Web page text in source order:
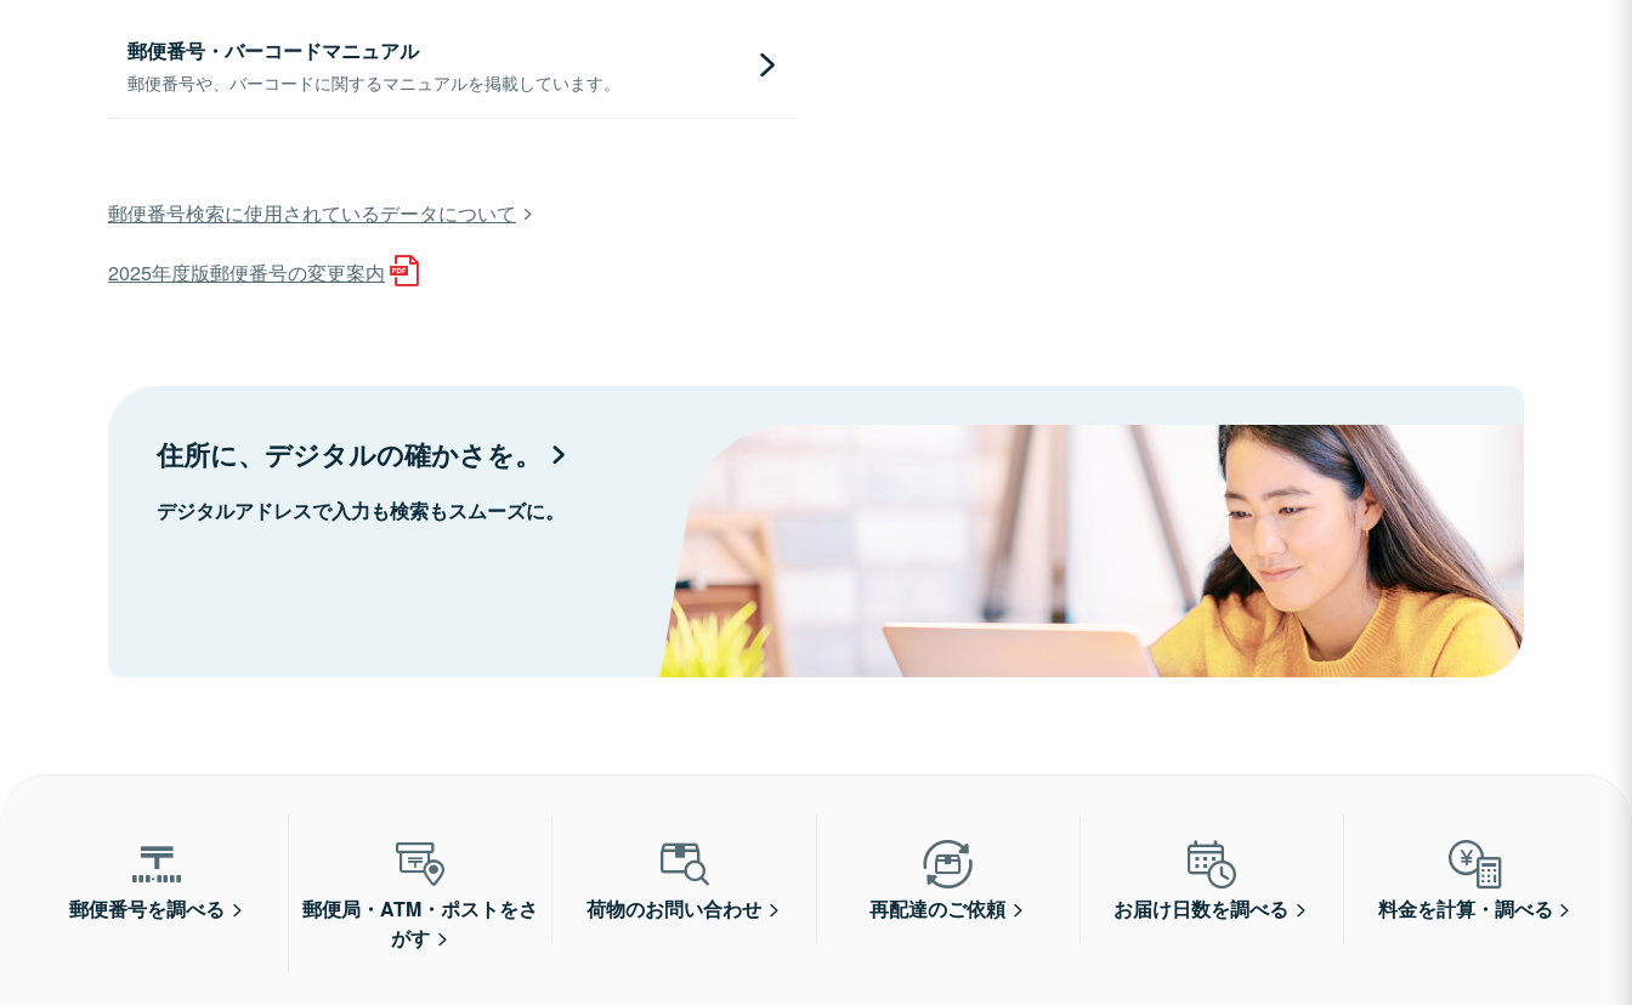
郵便番号・バーコードマニュアル
郵便番号や、バーコードに関するマニュアルを掲載しています。
郵便番号検索に使用されているデータについて
2025年度版郵便番号の変更案内
住所に、デジタルの確かさを。
デジタルアドレスで入力も検索もスムーズに。
郵便番号を調べる
郵便局・ATM・ポストをさ
がす
荷物のお問い合わせ 再配達のご依頼 お届け日数を調べる 料金を計算・調べる